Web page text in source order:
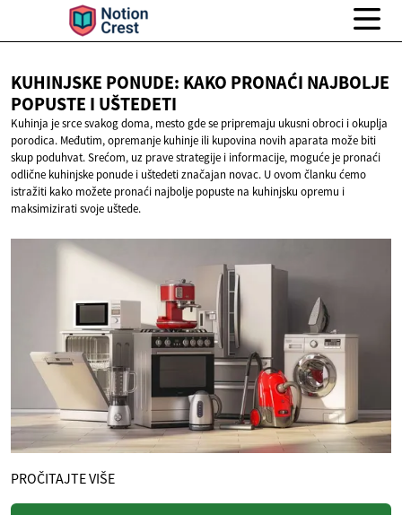
KUHINJSKE PONUDE: KAKO PRONAĆI NAJBOLJE
POPUSTE I UŠTEDETI
Kuhinja je srce svakog doma, mesto gde se pripremaju ukusni obroci i okuplja
porodica. Međutim, opremanje kuhinje ili kupovina novih aparata može biti
skup poduhvat. Srećom, uz prave strategije i informacije, moguće je pronaći
odlične kuhinjske ponude i uštedeti značajan novac. U ovom članku ćemo
istražiti kako možete pronaći najbolje popuste na kuhinjsku opremu i
maksimizirati svoje uštede.
PROČITAJTE VIŠE